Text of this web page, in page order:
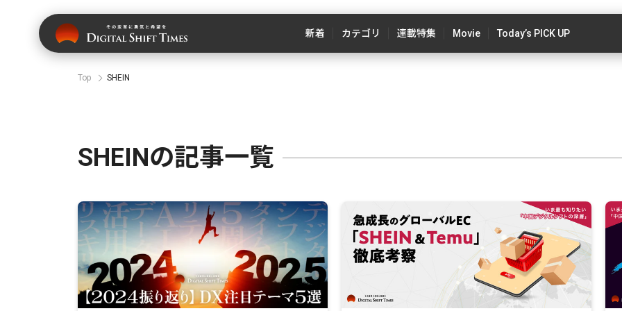
新着 カテゴリ 連載特集 Movie Today’s PICK UP
Top SHEIN
SHEINの記事一覧